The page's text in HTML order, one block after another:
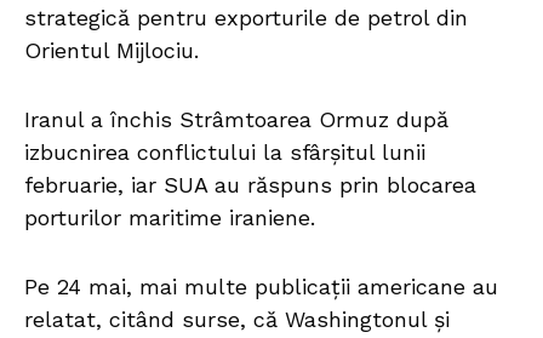
strategică pentru exporturile de petrol din
Orientul Mijlociu.
Iranul a închis Strâmtoarea Ormuz după
izbucnirea conflictului la sfârșitul lunii
februarie, iar SUA au răspuns prin blocarea
porturilor maritime iraniene.
Pe 24 mai, mai multe publicații americane au
relatat, citând surse, că Washingtonul și